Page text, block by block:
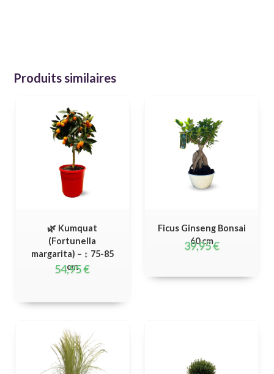
Produits similaires
🌿 Kumquat
(Fortunella
margarita) – ↕ 75-85
cm
54,95€
Ficus Ginseng Bonsai
60 cm
39,95€